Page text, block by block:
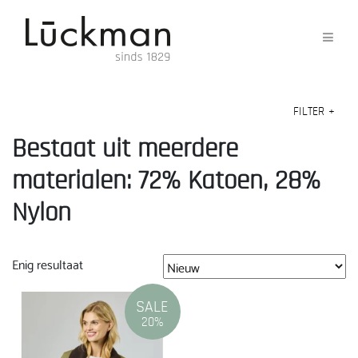
FILTER +
Bestaat uit meerdere
materialen: 72% Katoen, 28%
Nylon
Enig resultaat
SALE
20%